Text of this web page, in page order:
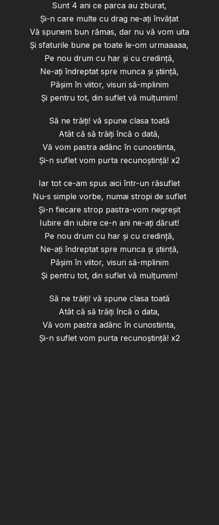
Sunt 4 ani ce parca au zburat,
Și-n care multe cu drag ne-ați învățat
Vă spunem bun rămas, dar nu vă vom uita
Și sfaturile bune pe toate le-om urmaaaaa,
Pe nou drum cu har și cu credință,
Ne-ați îndreptat spre munca și știință,
Pășim în viitor, visuri să-mplinim
Și pentru tot, din suflet vă mulțumim!
Să ne trăiți! vă spune clasa toată
Atât că să trăiți încă o dată,
Vă vom pastra adânc în cunostiinta,
Și-n suflet vom purta recunoștință! x2
Iar tot ce-am spus aici într-un răsuflet
Nu-s simple vorbe, numai stropi de suflet
Și-n fiecare strop pastra-vom negreșit
Iubire din iubire ce-n ani ne-ați dăruit!
Pe nou drum cu har și cu credință,
Ne-ați îndreptat spre munca și știință,
Pășim în viitor, visuri să-mplinim
Și pentru tot, din suflet vă mulțumim!
Să ne trăiți! vă spune clasa toată
Atât că să trăiți încă o data,
Vă vom pastra adânc în cunostiinta,
Și-n suflet vom purta recunoștință! x2